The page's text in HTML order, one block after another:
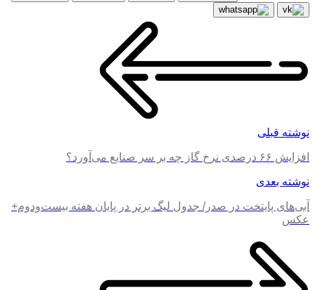
نوشته قبلی
افزایش ۶۶ درصدی نرخ گاز چه بر سر صنایع می‌آورد؟
نوشته بعدی
آبی‌های پایتخت در صدر/ جدول لیگ برتر در پایان هفته بیست‌و‌دوم+
عکس